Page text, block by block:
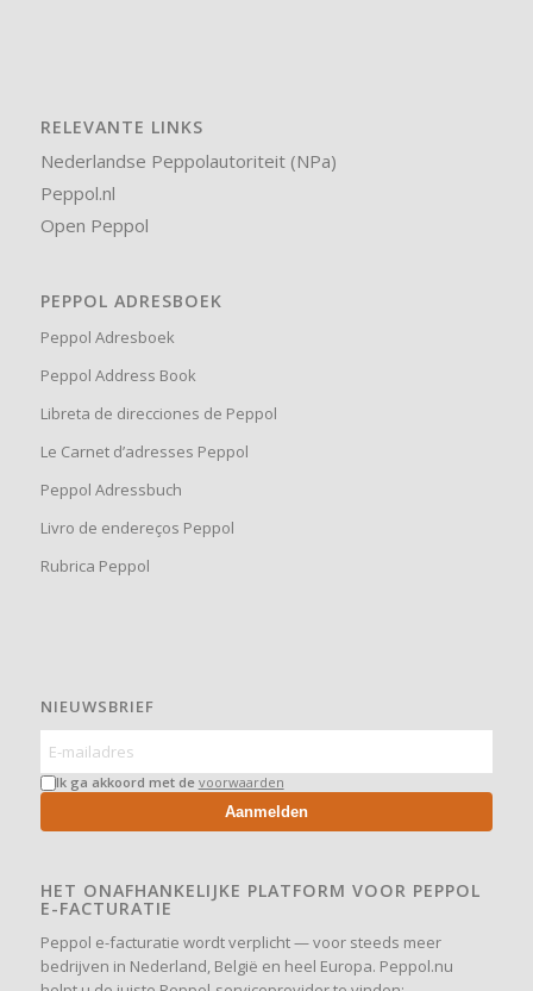
RELEVANTE LINKS
Nederlandse Peppolautoriteit (NPa)
Peppol.nl
Open Peppol
PEPPOL ADRESBOEK
Peppol Adresboek
Peppol Address Book
Libreta de direcciones de Peppol
Le Carnet d’adresses Peppol
Peppol Adressbuch
Livro de endereços Peppol
Rubrica Peppol
NIEUWSBRIEF
Ik ga akkoord met de voorwaarden
Aanmelden
HET ONAFHANKELIJKE PLATFORM VOOR PEPPOL
E-FACTURATIE
Peppol e-facturatie wordt verplicht — voor steeds meer
bedrijven in Nederland, België en heel Europa. Peppol.nu